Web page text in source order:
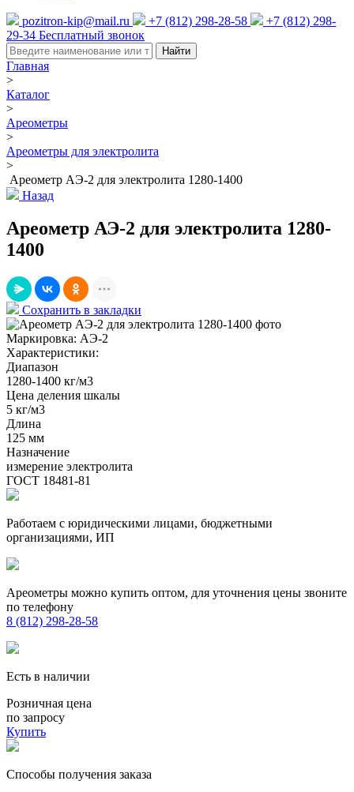
pozitron-kip@mail.ru +7 (812) 298-28-58
+7 (812) 298-
29-34 Бесплатный звонок
Найти
Главная
>
Каталог
>
Ареометры
>
Ареометры для электролита
>
Ареометр АЭ-2 для электролита 1280-1400
Назад
Ареометр АЭ-2 для электролита 1280-
1400
Сохранить в закладки
Маркировка: АЭ-2
Характеристики:
Диапазон
1280-1400 кг/м3
Цена деления шкалы
5 кг/м3
Длина
125 мм
Назначение
измерение электролита
ГОСТ 18481-81
Работаем с юридическими лицами, бюджетными
организациями, ИП
Ареометры можно купить оптом, для уточнения цены звоните
по телефону
8 (812) 298-28-58
Есть в наличии
Розничная цена
по запросу
Купить
Способы получения заказа